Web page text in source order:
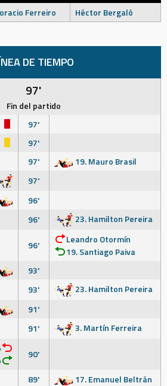
Ferreiro Héctor Bergaló
DE TIEMPO
97'
Fin del partido
97'
97'
97'
19. Mauro Brasil
97'
96'
96'
23. Hamilton Pereira
96'
Leandro Otormín
19. Santiago Paiva
93'
93'
23. Hamilton Pereira
91'
91'
3. Martín Ferreira
90'
89'
17. Emanuel Beltrán